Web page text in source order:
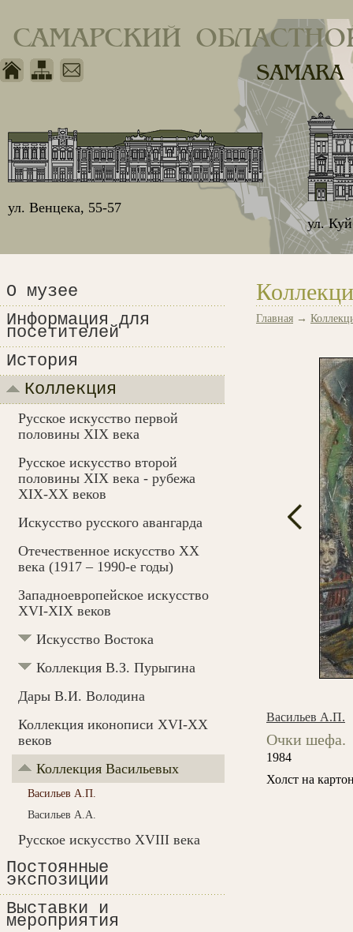
САМАРСКИЙ
ул.
ул. Венцека, 55-57
О музее
Информация для
посетителей
История
Коллекция
Русское искусство первой
половины XIX века
Русское искусство второй
половины XIX века - рубежа
XIX-ХХ веков
Искусство русского авангарда
Отечественное искусство XX
века (1917 – 1990-e годы)
Западноевропейское искусство
XVI-XIX веков
Искусство Востока
Коллекция В.З. Пурыгина
Дары В.И. Володина
Коллекция иконописи XVI-XX
веков
Коллекция Васильевых
Васильев А.П.
Васильев А.А.
Русское искусство XVIII века
Постоянные
экспозиции
Выставки и
мероприятия
Главная →
Васильев А.П.
Очки шефа.
1984
Холст на